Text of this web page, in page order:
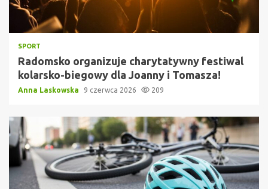
SPORT
Radomsko organizuje charytatywny festiwal
kolarsko-biegowy dla Joanny i Tomasza!
Anna Laskowska 9 czerwca 2026 209